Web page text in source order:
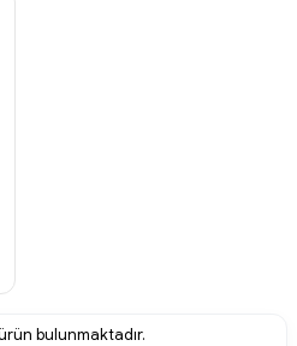
bulunmaktadır.